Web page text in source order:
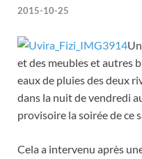
2015-10-25
et des meubles et autres
eaux de pluies des deux
dans la nuit de vendredi
provisoire la soirée de ce
Cela a intervenu après